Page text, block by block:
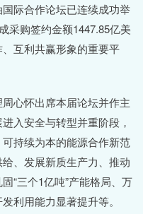
际合作论坛已连续成功举
采购签约金额1447.85亿美
互利共赢形象的重要平
心怀出席本届论坛并作主
入安全与转型并重阶段，
持续为本的能源合作新范
、发展新质生产力、推动
“三个1亿吨”产能格局、万
利用能力显著提升等。